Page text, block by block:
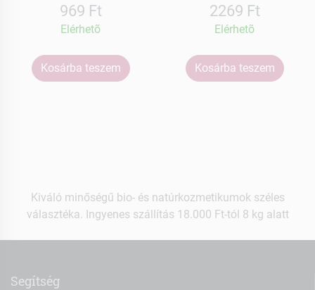
969 Ft
Elérhetõ
Kosárba teszem
2269 Ft
Elérhetõ
Kosárba teszem
Kiváló minőségű bio- és natúrkozmetikumok széles
választéka. Ingyenes szállítás 18.000 Ft-tól 8 kg alatt
Segítség